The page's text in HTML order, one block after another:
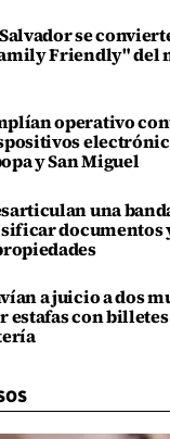
se
Friendly" del
operativo
y San Miguel
una
documentos
a juicio a dos
estafas con